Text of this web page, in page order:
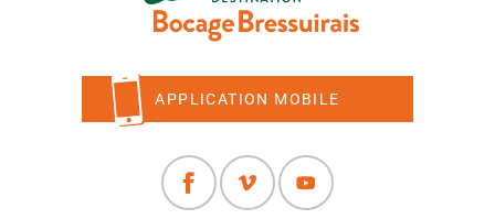
APPLICATION MOBILE